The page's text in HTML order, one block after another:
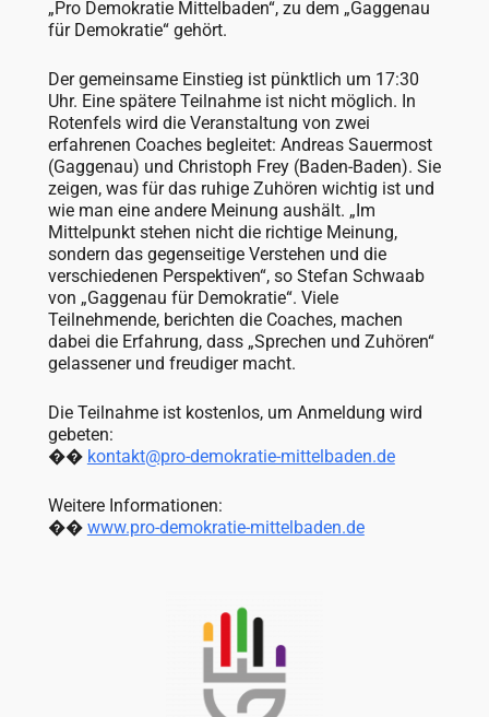
„Pro Demokratie Mittelbaden“, zu dem „Gaggenau
für Demokratie“ gehört.
Der gemeinsame Einstieg ist pünktlich um 17:30
Uhr. Eine spätere Teilnahme ist nicht möglich. In
Rotenfels wird die Veranstaltung von zwei
erfahrenen Coaches begleitet: Andreas Sauermost
(Gaggenau) und Christoph Frey (Baden-Baden). Sie
zeigen, was für das ruhige Zuhören wichtig ist und
wie man eine andere Meinung aushält. „Im
Mittelpunkt stehen nicht die richtige Meinung,
sondern das gegenseitige Verstehen und die
verschiedenen Perspektiven“, so Stefan Schwaab
von „Gaggenau für Demokratie“. Viele
Teilnehmende, berichten die Coaches, machen
dabei die Erfahrung, dass „Sprechen und Zuhören“
gelassener und freudiger macht.
Die Teilnahme ist kostenlos, um Anmeldung wird
gebeten:
�� kontakt@pro-demokratie-mittelbaden.de
Weitere Informationen:
�� www.pro-demokratie-mittelbaden.de